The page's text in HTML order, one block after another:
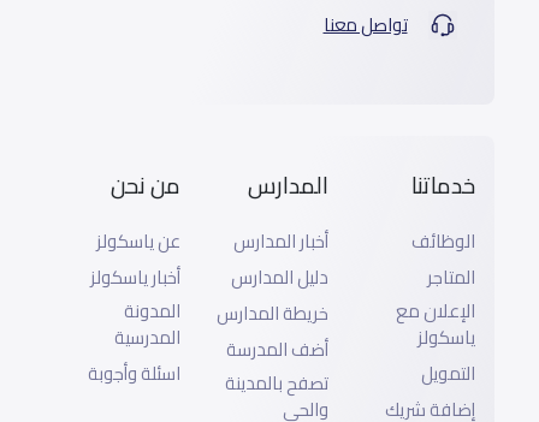
تواصل معنا
خدماتنا
الوظائف
المتاجر
الإعلان مع
ياسكولز
التمويل
إضافة شريك
المدارس
أخبار المدارس
دليل المدارس
خريطة المدارس
أضف المدرسة
تصفح بالمدينة
والحى
من نحن
عن ياسكولز
أخبار ياسكولز
المدونة
المدرسية
اسئلة وأجوبة